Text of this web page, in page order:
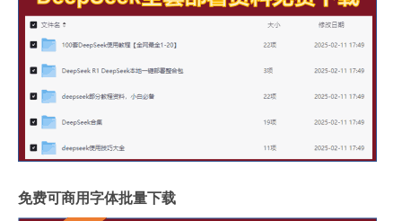
免费可商用字体批量下载